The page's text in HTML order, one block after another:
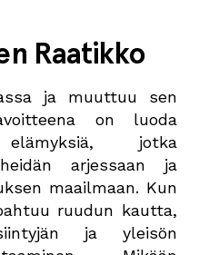
Raatikko
ja muuttuu sen
on luoda
elämyksiä, jotka
arjessaan ja
maailmaan. Kun
ruudun kautta,
ja yleisön